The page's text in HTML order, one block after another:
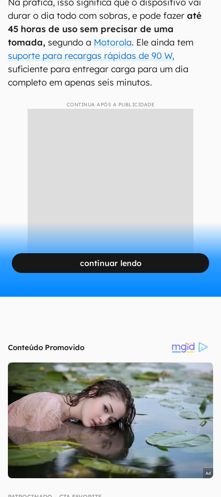
durar o dia todo com sobras, e pode fazer até
45 horas de uso sem precisar de uma
tomada, segundo a Motorola. Ele ainda tem
suporte para recargas rápidas de 90 W,
suficiente para entregar carga para um dia
completo em apenas seis minutos.
CONTINUA APÓS A PUBLICIDADE
continuar lendo